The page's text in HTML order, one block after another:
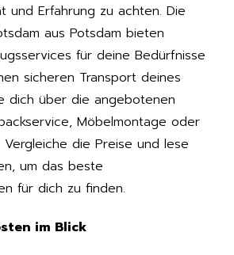
und Erfahrung zu achten. Die
aus Potsdam bieten
für deine Bedürfnisse
sicheren Transport deines
dich über die angebotenen
Möbelmontage oder
Vergleiche die Preise und lese
um das beste
für dich zu finden.
im Blick